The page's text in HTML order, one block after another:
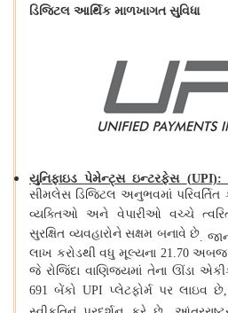
ડિજિટલ આર્થિક માળખાગત સુવિધા
યુનિફાઇડ પેમેન્ટ્સ ઇન્ટરફેસ (UPI):
સીમલેસ ડિજિટલ અનુભવમાં પરિવર્તિત
વ્યક્તિઓ અને વેપારીઓ વચ્ચે
સુરક્ષિત વ્યવહારોને સક્ષમ બનાવે છે.
લાખ કરોડથી વધુ મૂલ્યના 21.70 અબજ
જે રોજિંદા વાણિજ્યમાં તેના ઊંડા
691 બેંકો UPI પ્લેટફોર્મ પર લાઇવ